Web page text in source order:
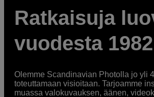
Ratkaisuja
vuodesta 1982
Olemme Scandinavian Photolla jo yli
toteuttamaan visioitaan. Tarjoamme
muassa valokuvauksen, äänen,